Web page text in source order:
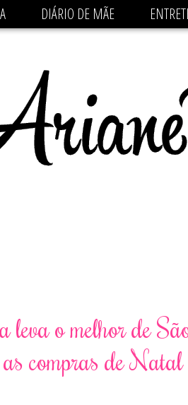
src='https://
DIÁRIO DE MÃE
o melhor de
compras de Natal